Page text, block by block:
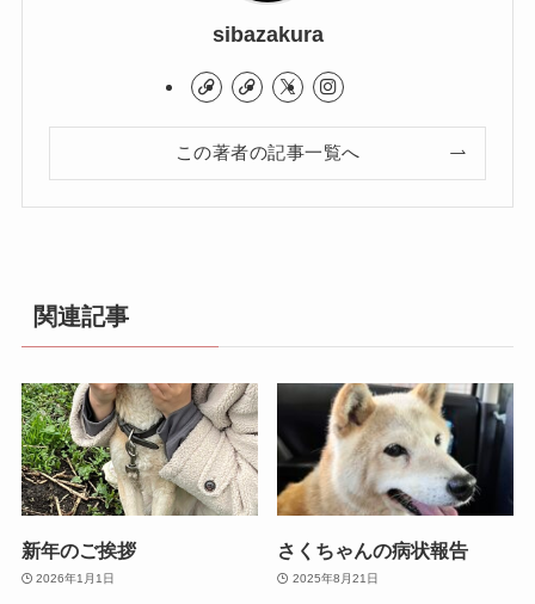
sibazakura
この著者の記事一覧へ
関連記事
新年のご挨拶
2026年1月1日
さくちゃんの病状報告
2025年8月21日